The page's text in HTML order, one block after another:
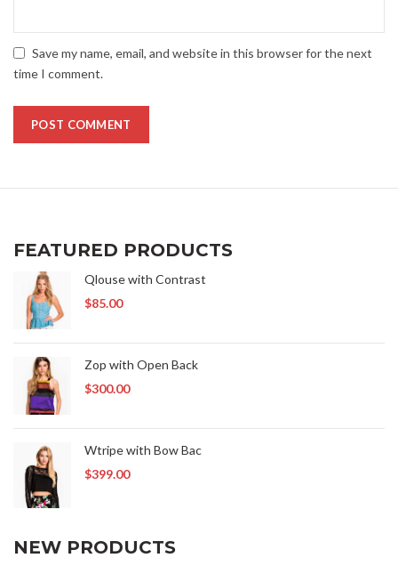
Save my name, email, and website in this browser for the next
time I comment.
FEATURED PRODUCTS
Qlouse with Contrast
$85.00
Zop with Open Back
$300.00
Wtripe with Bow Bac
$399.00
NEW PRODUCTS